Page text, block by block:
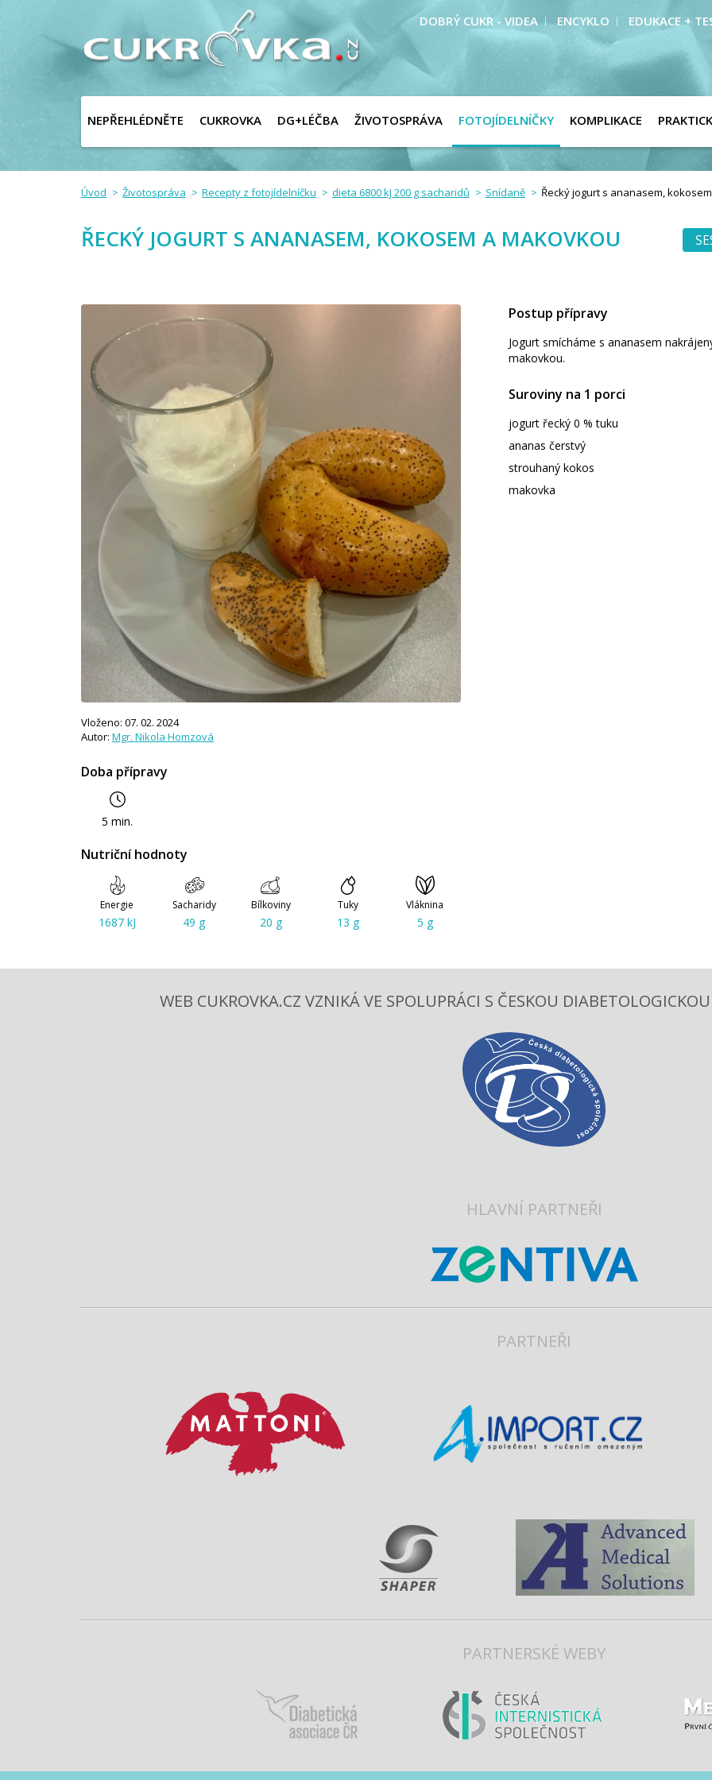
DOBRÝ CUKR - VIDEA ENCYKLO EDUKACE +
NEPŘEHLÉDNĚTE CUKROVKA DG+LÉČBA ŽIVOTOSPRÁVA FOTOJÍDELNÍČKY KOMPLIKACE
Úvod Životospráva Recepty z fotojídelníčku dieta 6800 kJ 200 g sacharidů Snídaně Řecký jogurt s ananasem,
ŘECKÝ JOGURT S ANANASEM, KOKOSEM A MAKOVKOU
Doba přípravy
5 min.
Vloženo: 07. 02. 2024
Autor: Mgr. Nikola Homzová
Nutriční hodnoty
Energie
1687 kJ
Sacharidy
49 g
Bílkoviny
20 g
Tuky
13 g
Vláknina
5 g
Postup přípravy
Jogurt smícháme s ananasem
makovkou.
Suroviny na 1 porci
jogurt řecký 0 % tuku
ananas čerstvý
strouhaný kokos
makovka
WEB CUKROVKA.CZ VZNIKÁ VE SPOLUPRÁCI S ČESKOU
HLAVNÍ PARTNEŘI
PARTNEŘI
PARTNERSKÉ WEBY